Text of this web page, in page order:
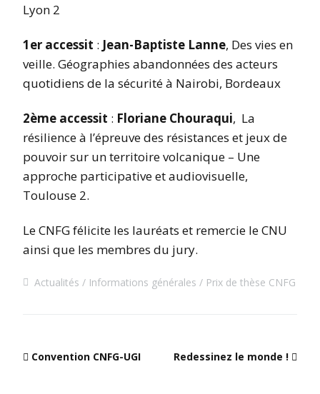
Lyon 2
1er accessit : Jean-Baptiste Lanne, Des vies en
veille. Géographies abandonnées des acteurs
quotidiens de la sécurité à Nairobi, Bordeaux
2ème accessit : Floriane Chouraqui, La
résilience à l’épreuve des résistances et jeux de
pouvoir sur un territoire volcanique – Une
approche participative et audiovisuelle,
Toulouse 2.
Le CNFG félicite les lauréats et remercie le CNU
ainsi que les membres du jury.
Actualités Informations générales Prix de thèse CNFG
Convention CNFG-UGI Redessinez le monde !